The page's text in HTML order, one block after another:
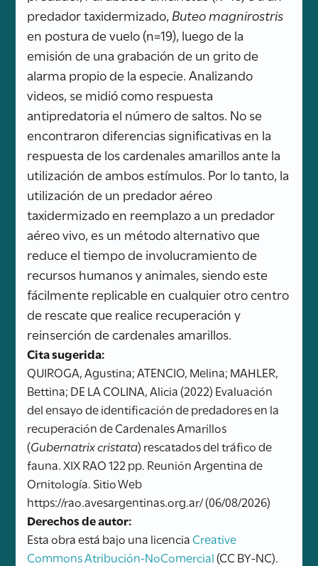
predador taxidermizado,Buteo magnirostris
en postura de vuelo (n=19), luego de la
emisión de una grabación de un grito de
alarma propio de la especie. Analizando
videos, se midió como respuesta
antipredatoria el número de saltos. No se
encontraron diferencias significativas en la
respuesta de los cardenales amarillos ante la
utilización de ambos estímulos. Por lo tanto, la
utilización de un predador aéreo
taxidermizado en reemplazo a un predador
aéreo vivo, es un método alternativo que
reduce el tiempo de involucramiento de
recursos humanos y animales, siendo este
fácilmente replicable en cualquier otro centro
de rescate que realice recuperación y
reinserción de cardenales amarillos.
Cita sugerida:
QUIROGA, Agustina; ATENCIO, Melina; MAHLER,
Bettina; DE LA COLINA, Alicia (2022) Evaluación
del ensayo de identificación de predadores en la
recuperación de Cardenales Amarillos
(Gubernatrix cristata) rescatados del tráfico de
fauna. XIX RAO 122 pp. Reunión Argentina de
Ornitología. Sitio Web
https://rao.avesargentinas.org.ar/ (06/08/2026)
Derechos de autor:
Esta obra está bajo una licencia Creative
Commons Atribución-NoComercial(CC BY-NC).